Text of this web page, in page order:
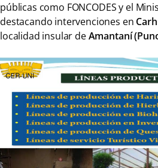
públicas como FONCODES y el
destacando intervenciones en
localidad insular deAmantaní